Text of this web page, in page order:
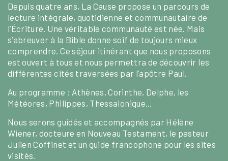
Depuis quatre ans, La Cause propose un parcours de
lecture intégrale, quotidienne et communautaire de
l’Écriture. Une véritable communauté est née. Mais
s’abreuver à la Bible donne soif de toujours mieux
comprendre. Ce séjour itinérant que nous proposons
est ouvert à tous et nous permettra de découvrir les
différentes cités traversées par l’apôtre Paul.
Au programme : Athènes, Corinthe, Delphe, les
Météores, Philippes, Thessalonique…
Nous serons guidés et accompagnés par Hélène
Wiener, docteure en Nouveau Testament, le pasteur
Julien Coffinet et un guide francophone pour les sites
visités.